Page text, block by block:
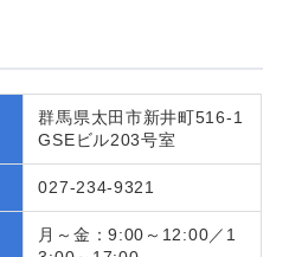
群馬県太田市新井町516-1
GSEビル203号室
027-234-9321
月～金：9:00～12:00／1